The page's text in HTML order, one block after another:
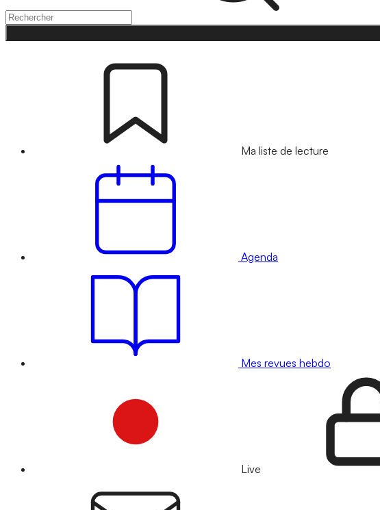
Ma liste de lecture
Agenda
Mes revues hebdo
Live